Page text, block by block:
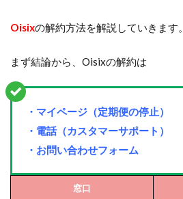
Oisixの解約方法を解説していきます。
まず結論から、Oisixの解約は
・マイページ（定期便の停止）
・電話（カスタマーサポート）
・お問い合わせフォーム
窓口